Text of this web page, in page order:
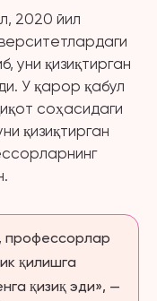
2020 йил
уни қизиқтирган
У қарор қабул
соҳасидаги
қизиқтирган
профессорлар
қилишга
қизиқ эди», —